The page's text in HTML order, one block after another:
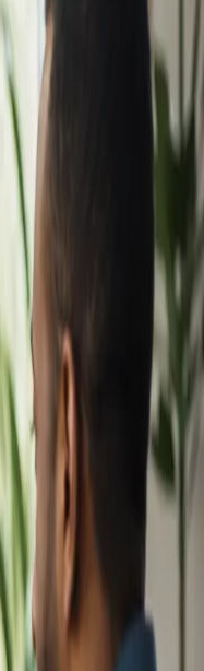
el equipo crece.
Reservar cita